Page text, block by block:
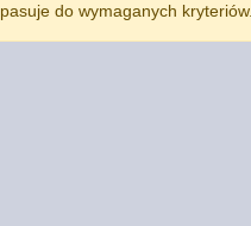
do wymaganych kryteriów.